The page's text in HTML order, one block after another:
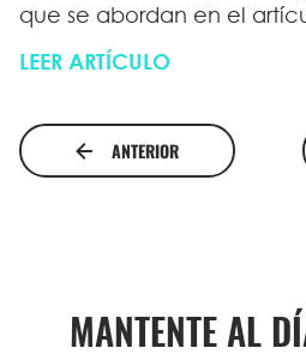
que se abordan en el
LEER ARTÍCULO
ANTERIOR
MANTENTE AL